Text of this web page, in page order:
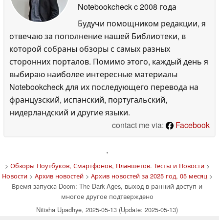
Notebookcheckc 2008 года
Будучи помощником редакции, я
отвечаю за пополнение нашей Библиотеки, в
которой собраны обзоры с самых разных
сторонних порталов. Помимо этого, каждый день я
выбираю наиболее интересные материалы
Notebookcheck для их последующего перевода на
французский, испанский, португальский,
нидерландский и другие языки.
contact me via:
Facebook
'
> Обзоры Ноутбуков, Смартфонов, Планшетов. Тесты и Новости>
Новости> Архив новостей> Архив новостей за 2025 год, 05 месяц >
Время запуска Doom: The Dark Ages, выход в ранний доступ и
многое другое подтверждено
Nitisha Upadhye, 2025-05-13 (Update: 2025-05-13)